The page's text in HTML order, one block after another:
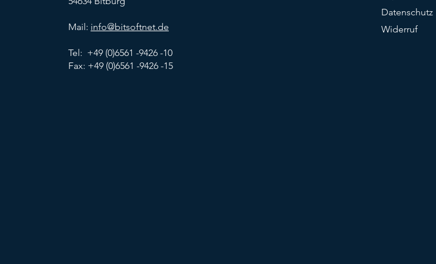
Mail: info@bitsoftnet.de
Tel: +49 (0)6561 -9426 -10
Fax: +49 (0)6561 -9426 -15
Datenschutz
Widerruf